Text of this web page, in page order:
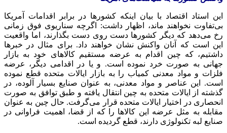
این استاد اقتصاد با بیان اینکه کشورها در برابر اقدامات آمریکا
بی‌تفاوت نخواهند ماند، اظهار داشت: اگرچه سناریوی فوق زمانی
رخ می‌دهد که دیگر کشورها دست روی دست بگذارند، اما واقعیت
این است که آنان واکنش نشان خواهند داد. برای مثال در خبرها
داشتیم، که چین اقدام به عرضه مستقیم کالاهای خود به بازار
جهانی به صورت خرد نموده است. و یا در اقدامی دیگر، عرضه
فلزات و مواد معدنی کمیاب را به بازار ایالات متحده قطع نموده
است. این عناصر و مواد معدنی، به عنوان صنایع بسیار آلوده، در
گذشته از ایالات متحده به چین انتقال یافته و طبق توافق به صورت
انحصاری در اختیار ایالات متحده قرار می‌گرفت. حال چین به عنوان
مقابله به مثل عرضه این کالاها را که از قضا، اهمیت فراوانی در
صنایع لبه تکنولوژی دارند، قطع گردیده است.